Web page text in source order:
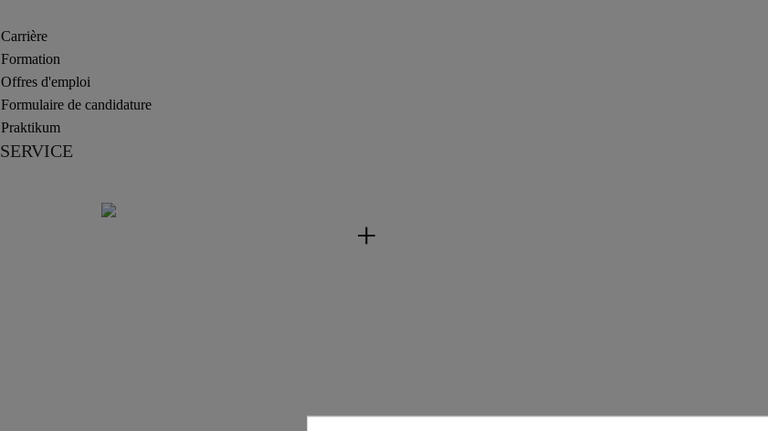
Carrière
Formation
Offres d'emploi
Formulaire de candidature
Praktikum
SERVICE